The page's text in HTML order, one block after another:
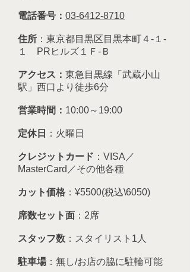
電話番号： 03-6412-8710
住所 ：東京都目黒区目黒本町４-１-
１ PRヒルズ１Ｆ-Ｂ
アクセス ：​ 東急目黒線「武蔵小山
駅」西口より徒歩6分
営業時間： 10:00～19:00
定休日 ：​火曜日
クレジットカード ：VISA／
MasterCard／その他各種
カット価格 ：¥5500(税込\6050)
席数セット面 ：2席
スタッフ数 ：スタイリスト1人
駐車場​：無し/お店の脇に駐輪可能